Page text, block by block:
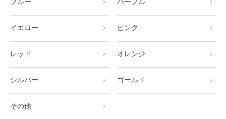
ブルー パープル
イエロー ピンク
レッド オレンジ
シルバー ゴールド
その他